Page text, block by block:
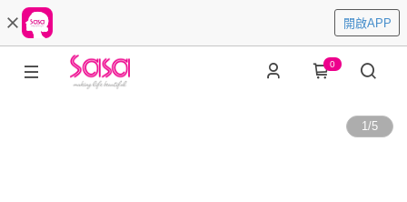
開啟APP
0
1/5